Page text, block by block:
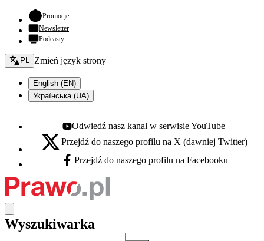
Promocje- otwiera się w nowej karcie
Newsletter
Podcasty
Zmień język - bieżący:
PL Zmień język strony
English (EN)
Українська (UA)
Youtube - otwiera się w nowej karcie
Odwiedź nasz kanał w serwisie YouTube
X - otwiera się w nowej karcie
Przejdź do naszego profilu na X (dawniej Twitter)
Facebook - otwiera się w nowej karcie
Przejdź do naszego profilu na Facebooku
Wyszukiwarka